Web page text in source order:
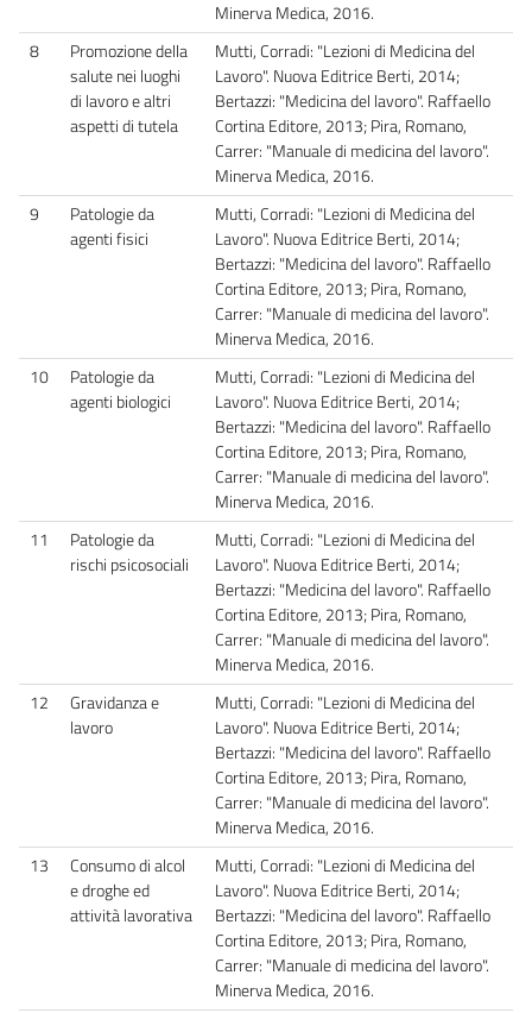
Minerva Medica, 2016.
8
Promozione della
salute nei luoghi
di lavoro e altri
aspetti di tutela
Mutti, Corradi: "Lezioni di Medicina del
Lavoro". Nuova Editrice Berti, 2014;
Bertazzi: "Medicina del lavoro". Raffaello
Cortina Editore, 2013; Pira, Romano,
Carrer: "Manuale di medicina del lavoro".
Minerva Medica, 2016.
9
Patologie da
agenti fisici
Mutti, Corradi: "Lezioni di Medicina del
Lavoro". Nuova Editrice Berti, 2014;
Bertazzi: "Medicina del lavoro". Raffaello
Cortina Editore, 2013; Pira, Romano,
Carrer: "Manuale di medicina del lavoro".
Minerva Medica, 2016.
10
Patologie da
agenti biologici
Mutti, Corradi: "Lezioni di Medicina del
Lavoro". Nuova Editrice Berti, 2014;
Bertazzi: "Medicina del lavoro". Raffaello
Cortina Editore, 2013; Pira, Romano,
Carrer: "Manuale di medicina del lavoro".
Minerva Medica, 2016.
11
Patologie da
rischi psicosociali
Mutti, Corradi: "Lezioni di Medicina del
Lavoro". Nuova Editrice Berti, 2014;
Bertazzi: "Medicina del lavoro". Raffaello
Cortina Editore, 2013; Pira, Romano,
Carrer: "Manuale di medicina del lavoro".
Minerva Medica, 2016.
12
Gravidanza e
lavoro
Mutti, Corradi: "Lezioni di Medicina del
Lavoro". Nuova Editrice Berti, 2014;
Bertazzi: "Medicina del lavoro". Raffaello
Cortina Editore, 2013; Pira, Romano,
Carrer: "Manuale di medicina del lavoro".
Minerva Medica, 2016.
13
Consumo di alcol
e droghe ed
attività lavorativa
Mutti, Corradi: "Lezioni di Medicina del
Lavoro". Nuova Editrice Berti, 2014;
Bertazzi: "Medicina del lavoro". Raffaello
Cortina Editore, 2013; Pira, Romano,
Carrer: "Manuale di medicina del lavoro".
Minerva Medica, 2016.